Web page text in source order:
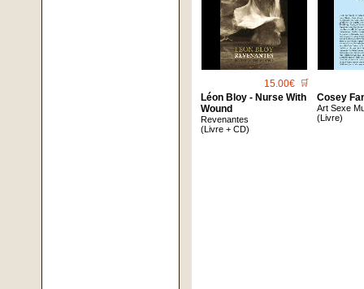
15.00€ 🛒
Léon Bloy - Nurse With
Wound
Revenantes
(Livre + CD)
Cosey
Art Sexe
(Livre)